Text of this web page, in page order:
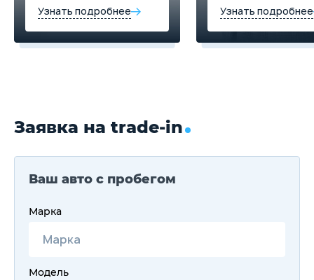
Узнать подробнее Узнать подробнее
Заявка на trade-in
Ваш авто с пробегом
Марка
Модель